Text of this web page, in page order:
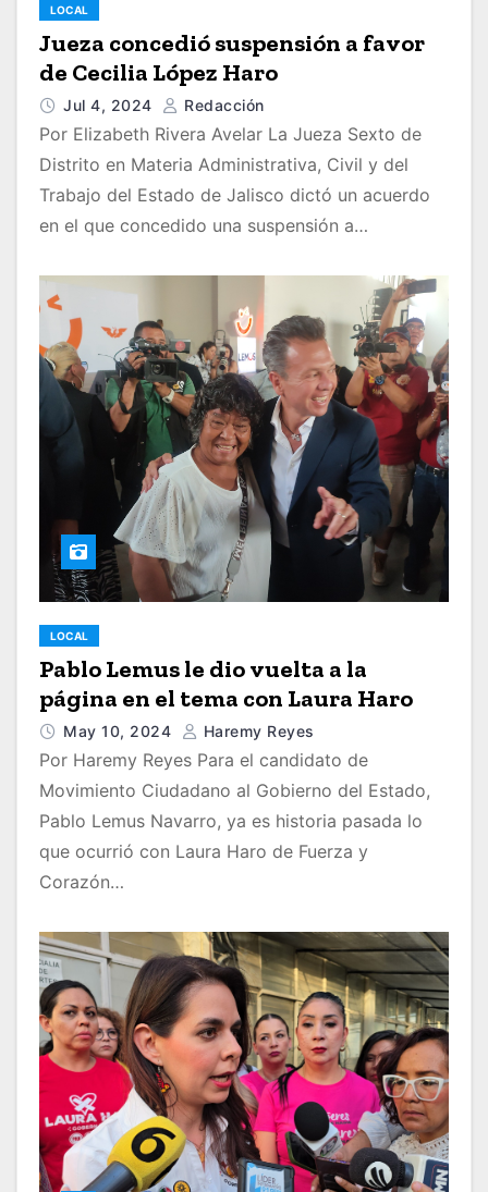
LOCAL
Jueza concedió suspensión a favor
de Cecilia López Haro
Jul 4, 2024 Redacción
Por Elizabeth Rivera Avelar La Jueza Sexto de
Distrito en Materia Administrativa, Civil y del
Trabajo del Estado de Jalisco dictó un acuerdo
en el que concedido una suspensión a…
LOCAL
Pablo Lemus le dio vuelta a la
página en el tema con Laura Haro
May 10, 2024 Haremy Reyes
Por Haremy Reyes Para el candidato de
Movimiento Ciudadano al Gobierno del Estado,
Pablo Lemus Navarro, ya es historia pasada lo
que ocurrió con Laura Haro de Fuerza y
Corazón…